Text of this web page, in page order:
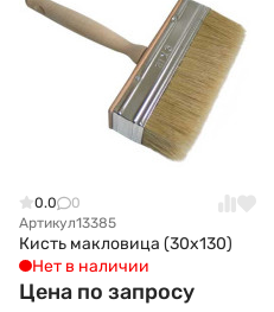
0.0
0
Артикул13385
Кисть макловица (30x130)
Нет в наличии
Цена по запросу